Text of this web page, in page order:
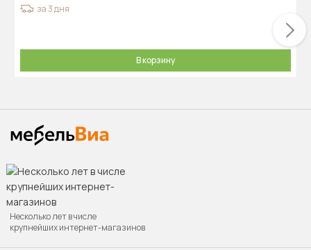
за 3 дня
В корзину
Несколько лет в числе
крупнейших интернет-магазинов